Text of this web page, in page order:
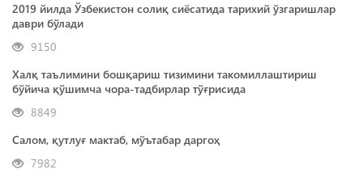
2019 йилда Ўзбекистон солиқ сиёсатида тарихий ўзгаришлар
даври бўлади
9150
Халқ таълимини бошқариш тизимини такомиллаштириш
бўйича қўшимча чора-тадбирлар тўғрисида
8849
Салом, қутлуғ мактаб, мўътабар даргоҳ
7982